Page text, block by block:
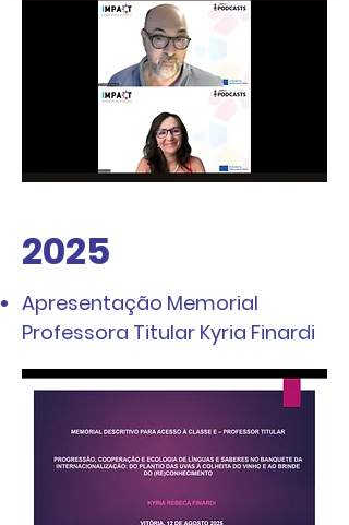
2025
Apresentação Memorial
Professora Titular Kyria Finardi